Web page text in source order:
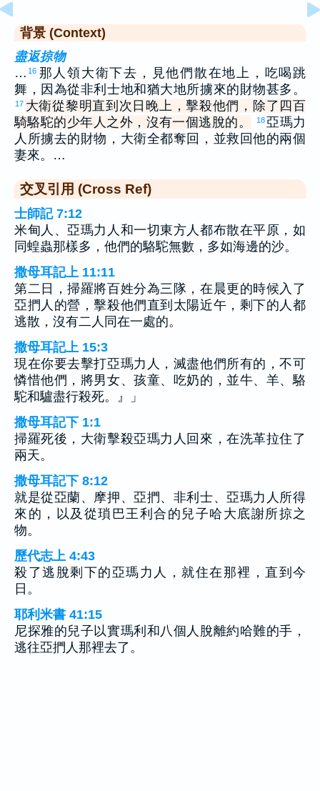
背景 (Context)
盡返掠物
… 16 那人領大衛下去，見他們散在地上，吃喝跳
舞，因為從非利士地和猶大地所擄來的財物甚多。
17 大衛從黎明直到次日晚上，擊殺他們，除了四百
騎駱駝的少年人之外，沒有一個逃脫的。
18亞瑪力
人所擄去的財物，大衛全都奪回，並救回他的兩個
妻來。…
交叉引用 (Cross Ref)
士師記 7:12
米甸人、亞瑪力人和一切東方人都布散在平原，如
同蝗蟲那樣多，他們的駱駝無數，多如海邊的沙。
撒母耳記上 11:11
第二日，掃羅將百姓分為三隊，在晨更的時候入了
亞捫人的營，擊殺他們直到太陽近午，剩下的人都
逃散，沒有二人同在一處的。
撒母耳記上 15:3
現在你要去擊打亞瑪力人，滅盡他們所有的，不可
憐惜他們，將男女、孩童、吃奶的，並牛、羊、駱
駝和驢盡行殺死。』」
撒母耳記下 1:1
掃羅死後，大衛擊殺亞瑪力人回來，在洗革拉住了
兩天。
撒母耳記下 8:12
就是從亞蘭、摩押、亞捫、非利士、亞瑪力人所得
來的，以及從瑣巴王利合的兒子哈大底謝所掠之
物。
歷代志上 4:43
殺了逃脫剩下的亞瑪力人，就住在那裡，直到今
日。
耶利米書 41:15
尼探雅的兒子以實瑪利和八個人脫離約哈難的手，
逃往亞捫人那裡去了。